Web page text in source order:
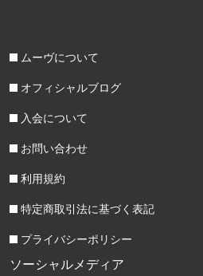
ムーヴについて
オフィシャルブログ
入会について
お問い合わせ
利用規約
特定商取引法に基づく表記
プライバシーポリシー
ソーシャルメディア